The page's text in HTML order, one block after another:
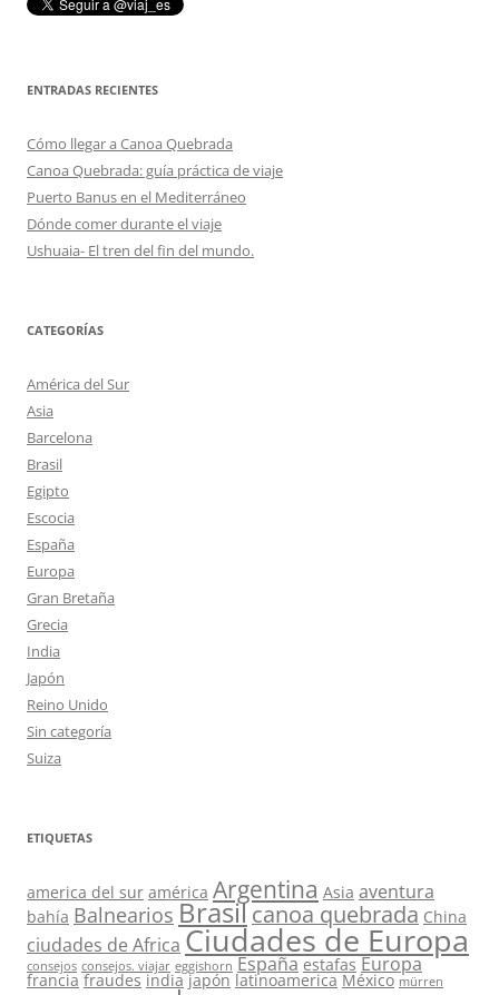
ENTRADAS RECIENTES
Cómo llegar a Canoa Quebrada
Canoa Quebrada: guía práctica de viaje
Puerto Banus en el Mediterráneo
Dónde comer durante el viaje
Ushuaia- El tren del fin del mundo.
CATEGORÍAS
América del Sur
Asia
Barcelona
Brasil
Egipto
Escocia
España
Europa
Gran Bretaña
Grecia
India
Japón
Reino Unido
Sin categoría
Suiza
ETIQUETAS
america del sur américa Argentina Asia aventura
bahía Balnearios Brasilcanoa quebrada China
ciudades de Africa Ciudades de Europa
consejos consejos. viajar eggishorn España estafas Europa
francia fraudes india japón latinoamerica México mürren